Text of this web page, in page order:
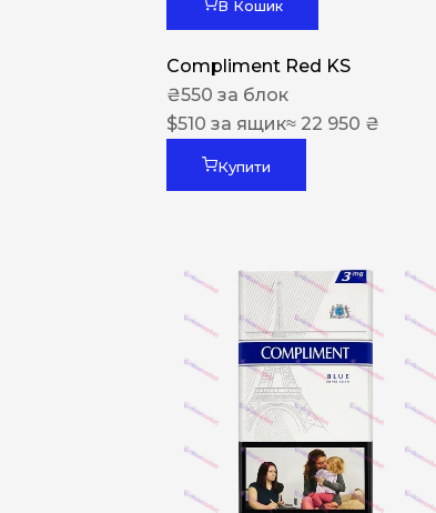
В Кошик
Compliment Red KS
₴550 за блок
$510 за ящик≈ 22 950 ₴
Купити